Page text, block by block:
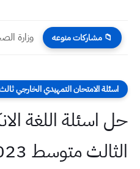
📁 مشاركات منوعه
اسئلة الامتحان التمهيدي الخارجي
حل اسئلة اللغة
الثالث متوسط 2023